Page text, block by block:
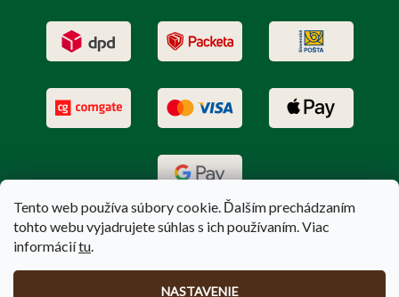
Tento web používa súbory cookie. Ďalším prechádzaním
tohto webu vyjadrujete súhlas s ich používaním. Viac
informáciítu.
NASTAVENIE